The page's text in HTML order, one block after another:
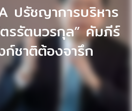
ปรัชญาการบริหาร
ตรรัตนวรกุล” คัมภีร์
ชาติต้องจารึก